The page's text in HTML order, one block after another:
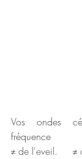
Vos ondes
fréquence
≠ de l'eveil.     ≠